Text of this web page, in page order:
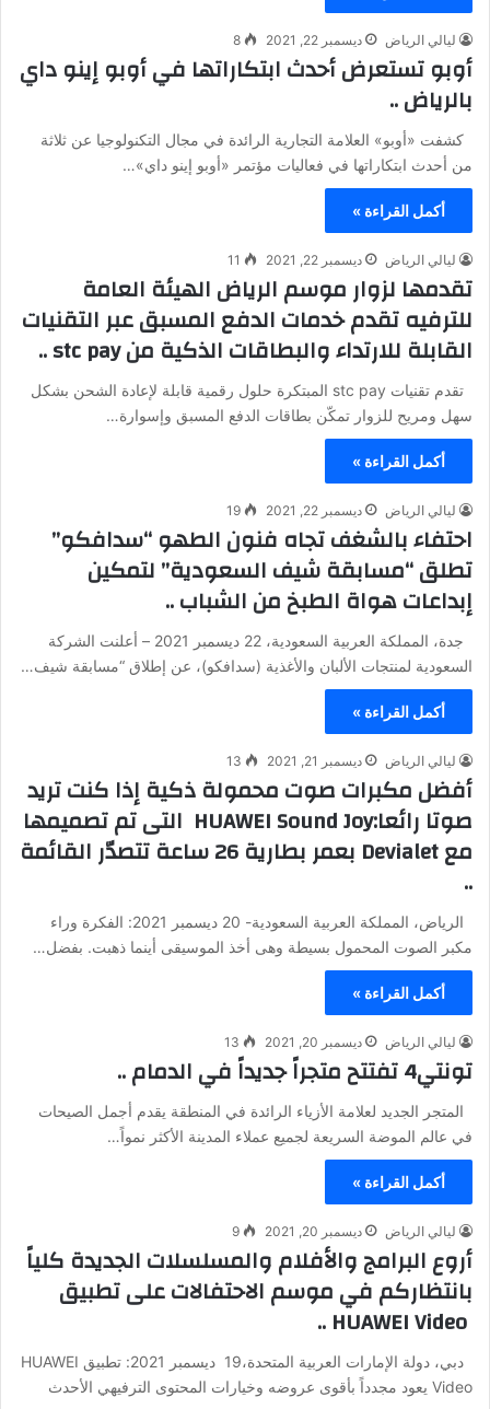
ليالي الرياض ديسمبر 22, 2021 8
أوبو تستعرض أحدث ابتكاراتها في أوبو إينو داي
بالرياض ..
كشفت «أوبو» العلامة التجارية الرائدة في مجال التكنولوجيا عن ثلاثة
من أحدث ابتكاراتها في فعاليات مؤتمر «أوبو إينو داي»…
أكمل القراءة »
ليالي الرياض ديسمبر 22, 2021 11
تقدمها لزوار موسم الرياض الهيئة العامة
للترفيه تقدم خدمات الدفع المسبق عبر التقنيات
القابلة للارتداء والبطاقات الذكية من stc pay ..
تقدم تقنيات stc pay المبتكرة حلول رقمية قابلة لإعادة الشحن بشكل
سهل ومريح للزوار تمكّن بطاقات الدفع المسبق وإسوارة…
أكمل القراءة »
ليالي الرياض ديسمبر 22, 2021 19
احتفاء بالشغف تجاه فنون الطهو “سدافكو”
تطلق “مسابقة شيف السعودية” لتمكين
إبداعات هواة الطبخ من الشباب ..
جدة، المملكة العربية السعودية، 22 ديسمبر 2021 – أعلنت الشركة
السعودية لمنتجات الألبان والأغذية (سدافكو)، عن إطلاق “مسابقة شيف…
أكمل القراءة »
ليالي الرياض ديسمبر 21, 2021 13
أفضل مكبرات صوت محمولة ذكية إذا كنت تريد
صوتا رائعا:HUAWEI Sound Joy التى تم تصميمها
مع Devialet بعمر بطارية 26 ساعة تتصدّر القائمة
..
الرياض، المملكة العربية السعودية- 20 ديسمبر 2021: الفكرة وراء
مكبر الصوت المحمول بسيطة وهى أخذ الموسيقى أينما ذهبت. بفضل…
أكمل القراءة »
ليالي الرياض ديسمبر 20, 2021 13
تونتي4 تفتتح متجراً جديداً في الدمام ..
المتجر الجديد لعلامة الأزياء الرائدة في المنطقة يقدم أجمل الصيحات
في عالم الموضة السريعة لجميع عملاء المدينة الأكثر نمواً…
أكمل القراءة »
ليالي الرياض ديسمبر 20, 2021 9
أروع البرامج والأفلام والمسلسلات الجديدة كلياً
بانتظاركم في موسم الاحتفالات على تطبيق
دبي، دولة الإمارات العربية المتحدة،19 ديسمبر 2021: تطبيق HUAWEI
Video يعود مجدداً بأقوى عروضه وخيارات المحتوى الترفيهي الأحدث